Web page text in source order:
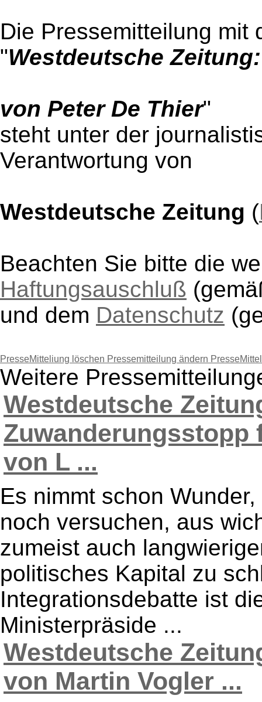
Die Pressemitteilung mit
"Westdeutsche
von Peter De Thier"
steht unter der
Verantwortung von
Westdeutsche Zeitung (
Beachten Sie bitte die
Haftungsauschluß
und dem Datenschutz
PresseMitteliung löschen Pressemitteilung ändern
Weitere
Westdeutsche
Zuwanderungsstopp
von L ...
Es nimmt schon
noch versuchen, aus
zumeist auch
politisches Kapital zu
Integrationsdebatte ist
Ministerpräside ...
Westdeutsche
von Martin Vogler ...